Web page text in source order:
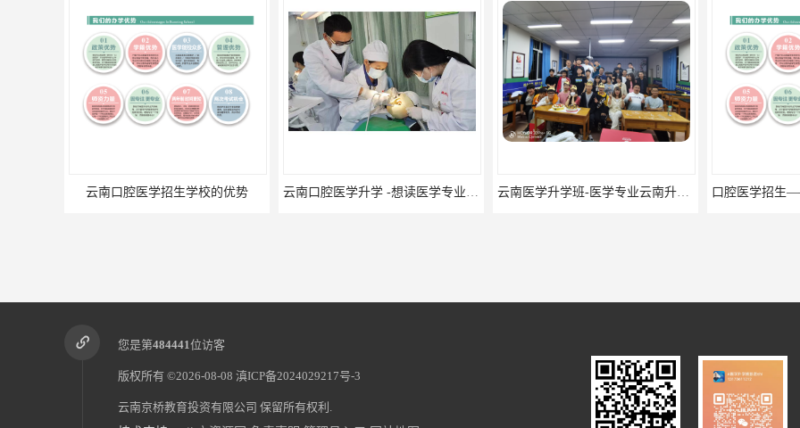
云南口腔医学招生学校的优势 云南口腔医学升学 -想读医学专业的你是否有太多的困惑? 云南医学升学班-医学专业云南升学优势
您是第484441位访客
版权所有 ©2026-08-08 滇ICP备2024029217号-3
云南京桥教育投资有限公司 保留所有权利.